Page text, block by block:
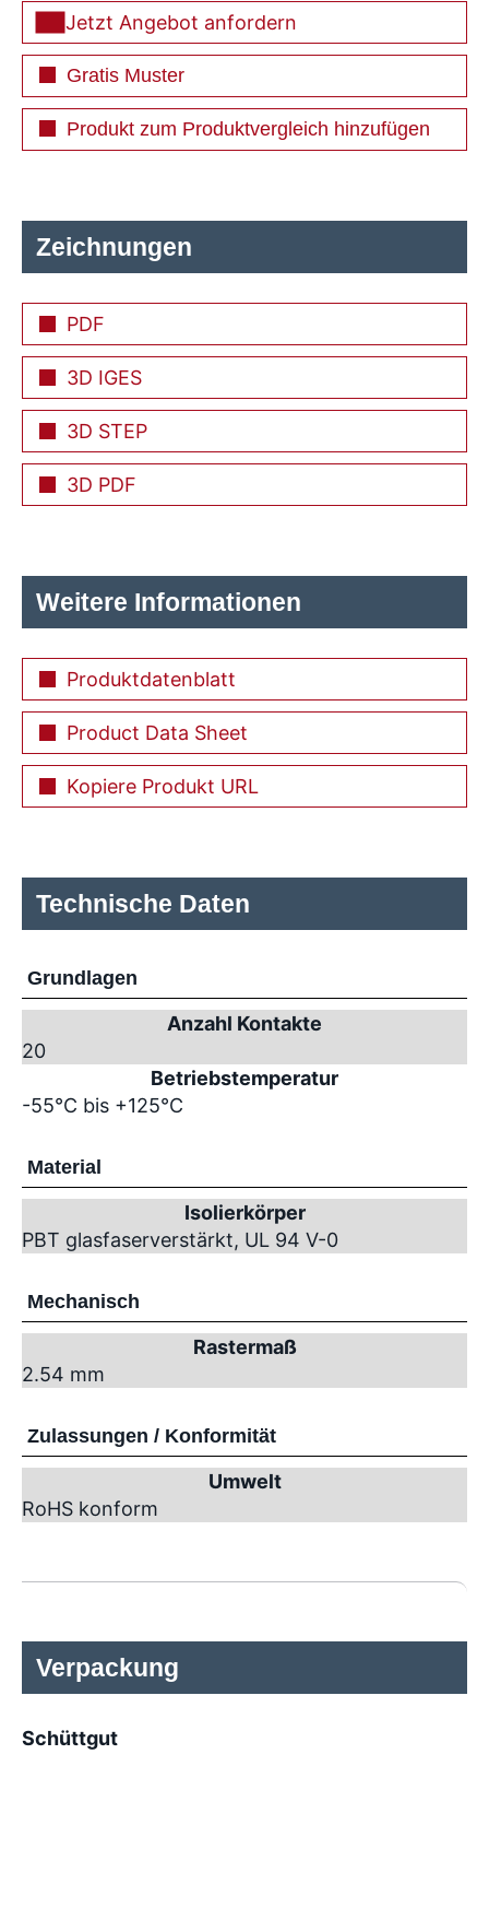
Zeichnungen
PDF
3D IGES
3D STEP
3D PDF
Weitere Informationen
Produktdatenblatt
Product Data Sheet
Kopiere Produkt URL
Jetzt Angebot anfordern
Gratis Muster
Produkt zum Produktvergleich hinzufügen
Technische Daten
Grundlagen
Anzahl Kontakte
20
Betriebstemperatur
-55°C bis +125°C
Material
Isolierkörper
PBT glasfaserverstärkt, UL 94 V-0
Mechanisch
Rastermaß
2.54 mm
Zulassungen / Konformität
Umwelt
RoHS konform
Verpackung
Schüttgut